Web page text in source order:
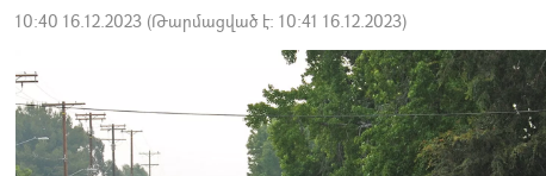
10:40 16.12.2023 (Թարմացված է: 10:41 16.12.2023)